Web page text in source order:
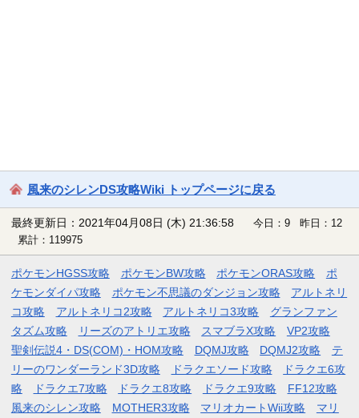
風来のシレンDS攻略Wiki トップページに戻る
最終更新日：2021年04月08日 (木) 21:36:58
今日：9 昨日：12
累計：119975
ポケモンHGSS攻略 ポケモンBW攻略 ポケモンORAS攻略
ポ
ケモンダイパ攻略
ポケモン不思議のダンジョン攻略
アルトネリ
コ攻略
アルトネリコ2攻略 アルトネリコ3攻略
グランファン
タズム攻略
リーズのアトリエ攻略 スマブラX攻略
VP2攻略
聖剣伝説4・DS(COM)・HOM攻略
DQMJ攻略 DQMJ2攻略
テ
リーのワンダーランド3D攻略
ドラクエソード攻略
ドラクエ6攻
略
ドラクエ7攻略 ドラクエ8攻略 ドラクエ9攻略
FF12攻略
風来のシレン攻略
MOTHER3攻略 マリオカートWii攻略 マリ